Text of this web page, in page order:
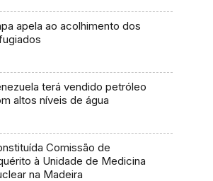
apela ao acolhimento dos
terá vendido petróleo
altos níveis de água
Comissão de
à Unidade de Medicina
na Madeira